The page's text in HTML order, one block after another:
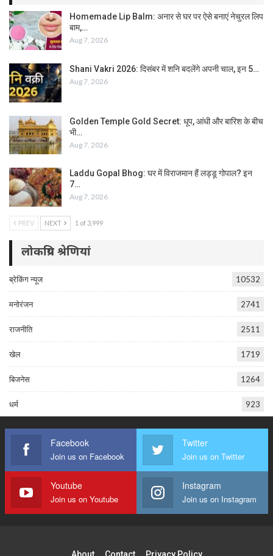
Homemade Lip Balm: अनार से घर पर ऐसे बनाएं नेचुरल लिप
बाम,…
Aug 7, 2026
Shani Vakri 2026: दिसंबर में शनि बदलेंगे अपनी चाल, इन 5…
Aug 7, 2026
Golden Temple Gold Secret: धूप, आंधी और बारिश के बीच
भी…
Aug 7, 2026
Laddu Gopal Bhog: घर में विराजमान हैं लड्डू गोपाल? इन
7…
Aug 7, 2026
PREV NEXT 1 of 3,999
लोकप्रिय श्रेणियां
ब्रेकिंग न्यूज 10532
मनोरंजन 2741
राजनीति 2511
खेल 1719
बिजनेस 1264
धर्म 923
Facebook
Join us on Facebook
Twitter
Join us on Twitter
Youtube
Join us on Youtube
Instagram
Join us on Instagram